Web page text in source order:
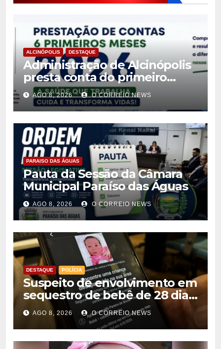
ALCINÓPOLIS DESTAQUE
Administração de Alcinópolis
presta conta do primeiro
semestre de 2026
AGO 8, 2026 O CORREIO NEWS
PARAISO DAS ÁGUAS
Pauta da Sessão da Câmara
Municipal Paraíso das Águas
AGO 8, 2026 O CORREIO NEWS
DESTAQUE POLÍCIA
Suspeito de envolvimento em
sequestro de bebê de 28 dias
é preso na Capital
AGO 8, 2026 O CORREIO NEWS